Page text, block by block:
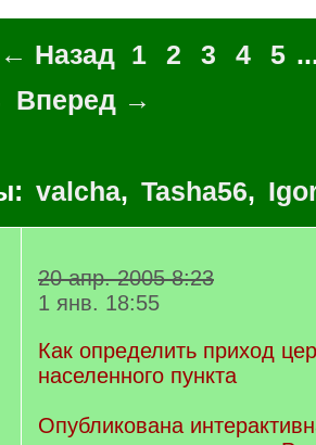
← Назад 1 2 3 4 5
Вперед →
valcha, Tasha56,
20 апр. 2005 8:23
1 янв. 18:55
Как определить приход
населенного пункта
Опубликована